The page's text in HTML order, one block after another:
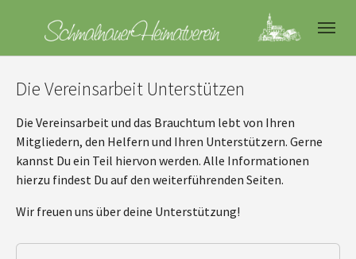
Die Vereinsarbeit Unterstützen
Die Vereinsarbeit und das Brauchtum lebt von Ihren
Mitgliedern, den Helfern und Ihren Unterstützern. Gerne
kannst Du ein Teil hiervon werden. Alle Informationen
hierzu findest Du auf den weiterführenden Seiten.
Wir freuen uns über deine Unterstützung!